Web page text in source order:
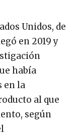
Unidos, de
en 2019 y
había
en la
al que
según